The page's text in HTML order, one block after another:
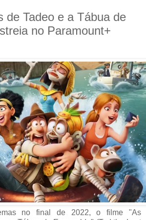
de Tadeo e a Tábua de
no Paramount+
no final de 2022, o filme "As